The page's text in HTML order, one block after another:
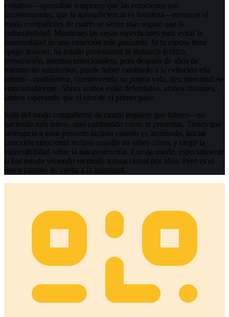
evitativo—aprendiste temprano que las emociones son
inconvenientes, que la autosuficiencia es fortaleza—entonces el
modo compañeros de cuarto se siente más seguro que la
vulnerabilidad. Mantienes las cosas superficiales para evitar la
incomodidad de una conexión más profunda. Si tu esposa tiene
apego ansioso, ha estado protestando la distancia (crítica,
persecución, intentos emocionales), pero después de años de
intentos no satisfechos, puede haber cambiado a la evitación ella
misma—rindiéndose, construyendo su propia vida, desconectándose
emocionalmente. Ahora ambos están defendidos, ambos distantes,
ambos esperando que el otro dé el primer paso.
Salir del modo compañeros de cuarto requiere que lideres—no
haciendo más tareas, sino cambiando cómo te presentas. Tienes que
arriesgarte a estar presente incluso cuando es incómodo, iniciar
conexión emocional incluso cuando no sabes cómo, y elegir la
vulnerabilidad sobre la autoprotección. Eso da miedo, especialmente
si has estado viviendo en modo transaccional por años. Pero es el
único camino de vuelta a la intimidad.